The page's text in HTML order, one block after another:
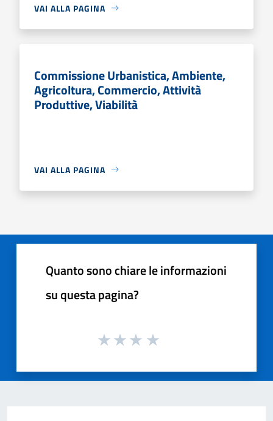
VAI ALLA PAGINA
Commissione Urbanistica, Ambiente,
Agricoltura, Commercio, Attività
Produttive, Viabilità
VAI ALLA PAGINA
Quanto sono chiare le informazioni
su questa pagina?